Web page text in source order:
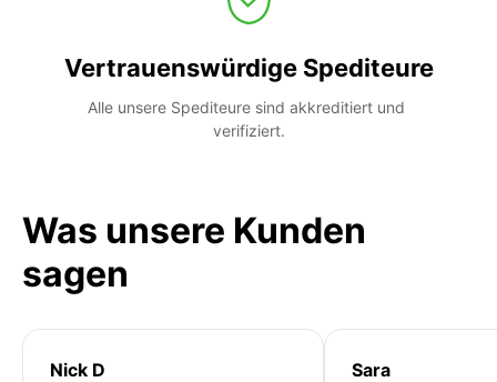
Vertrauenswürdige Spediteure
Alle unsere Spediteure sind akkreditiert und
verifiziert.
Was unsere Kunden
sagen
Nick D Sara